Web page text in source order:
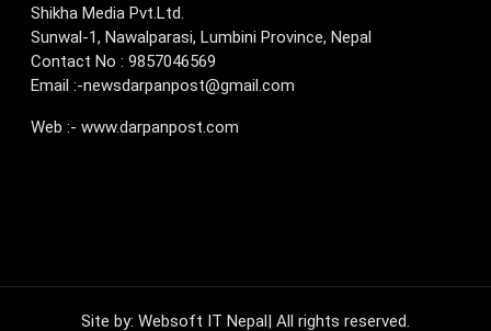
Shikha Media Pvt.Ltd.
Sunwal-1, Nawalparasi, Lumbini Province, Nepal
Contact No : 9857046569
Email :-newsdarpanpost@gmail.com
Web :- www.darpanpost.com
Site by: Websoft IT Nepal| All rights reserved.